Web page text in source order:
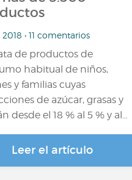
2018 • 11 comentarios
de productos de
habitual de niños,
y familias cuyas
de azúcar, grasas y
desde el 18 % al 5 % y al…
Leer el artículo